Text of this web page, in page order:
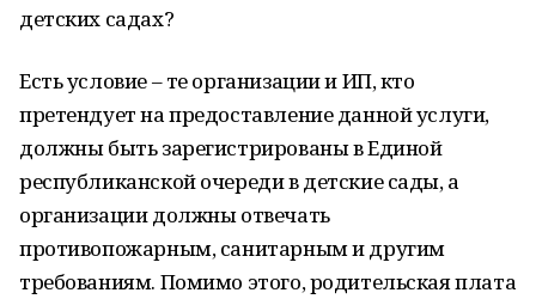
детских садах?
Есть условие – те организации и ИП, кто
претендует на предоставление данной услуги,
должны быть зарегистрированы в Единой
республиканской очереди в детские сады, а
организации должны отвечать
противопожарным, санитарным и другим
требованиям. Помимо этого, родительская плата